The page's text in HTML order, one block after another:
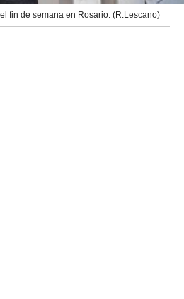
fin de semana en Rosario. (R.Lescano)